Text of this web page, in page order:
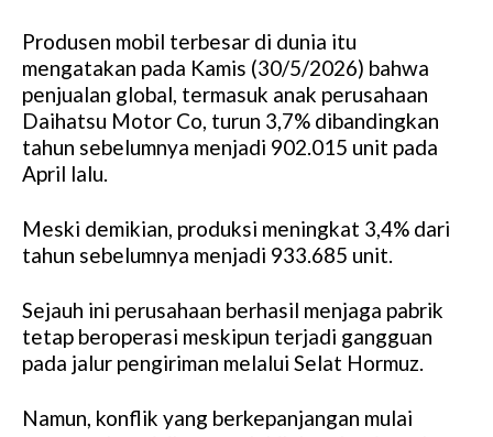
Produsen mobil terbesar di dunia itu
mengatakan pada Kamis (30/5/2026) bahwa
penjualan global, termasuk anak perusahaan
Daihatsu Motor Co, turun 3,7% dibandingkan
tahun sebelumnya menjadi 902.015 unit pada
April lalu.
Meski demikian, produksi meningkat 3,4% dari
tahun sebelumnya menjadi 933.685 unit.
Sejauh ini perusahaan berhasil menjaga pabrik
tetap beroperasi meskipun terjadi gangguan
pada jalur pengiriman melalui Selat Hormuz.
Namun, konflik yang berkepanjangan mulai